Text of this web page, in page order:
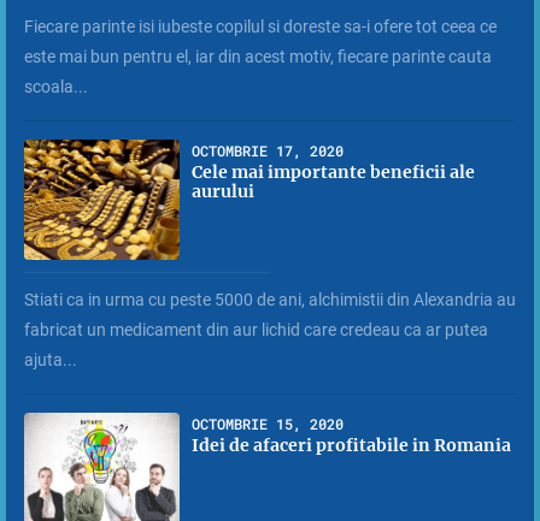
Fiecare parinte isi iubeste copilul si doreste sa-i ofere tot ceea ce
este mai bun pentru el, iar din acest motiv, fiecare parinte cauta
scoala...
OCTOMBRIE 17, 2020
Cele mai importante beneficii ale
aurului
Stiati ca in urma cu peste 5000 de ani, alchimistii din Alexandria au
fabricat un medicament din aur lichid care credeau ca ar putea
ajuta...
OCTOMBRIE 15, 2020
Idei de afaceri profitabile in Romania